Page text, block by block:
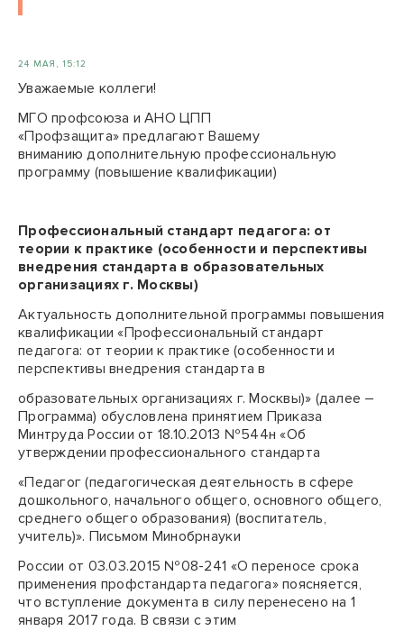
24 МАЯ, 15:12
Уважаемые коллеги!
МГО профсоюза и АНО ЦПП
«Профзащита»предлагают Вашему
вниманиюдополнительную профессиональную
программу (повышение квалификации)
Профессиональный стандарт педагога: от
теории к практике (особенности и перспективы
внедрения стандарта в образовательных
организациях г. Москвы)
Актуальность дополнительной программы повышения
квалификации «Профессиональный стандарт
педагога: от теории к практике (особенности и
перспективы внедрения стандарта в
образовательных организациях г. Москвы)» (далее –
Программа) обусловлена принятием Приказа
Минтруда России от 18.10.2013 №544н «Об
утверждении профессионального стандарта
«Педагог (педагогическая деятельность в сфере
дошкольного, начального общего, основного общего,
среднего общего образования) (воспитатель,
учитель)». Письмом Минобрнауки
России от 03.03.2015 №08-241 «О переносе срока
применения профстандарта педагога» поясняется,
что вступление документа в силу перенесено на 1
января 2017 года. В связи с этим